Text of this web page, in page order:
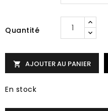
Quantité
 AJOUTER AU PANIER
En stock